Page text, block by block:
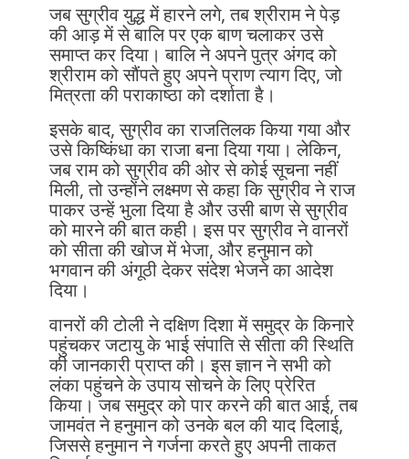
जब सुग्रीव युद्ध में हारने लगे, तब श्रीराम ने पेड़
की आड़ में से बालि पर एक बाण चलाकर उसे
समाप्त कर दिया। बालि ने अपने पुत्र अंगद को
श्रीराम को सौंपते हुए अपने प्राण त्याग दिए, जो
मित्रता की पराकाष्ठा को दर्शाता है।
इसके बाद, सुग्रीव का राजतिलक किया गया और
उसे किष्किंधा का राजा बना दिया गया। लेकिन,
जब राम को सुग्रीव की ओर से कोई सूचना नहीं
मिली, तो उन्होंने लक्ष्मण से कहा कि सुग्रीव ने राज
पाकर उन्हें भुला दिया है और उसी बाण से सुग्रीव
को मारने की बात कही। इस पर सुग्रीव ने वानरों
को सीता की खोज में भेजा, और हनुमान को
भगवान की अंगूठी देकर संदेश भेजने का आदेश
दिया।
वानरों की टोली ने दक्षिण दिशा में समुद्र के किनारे
पहुंचकर जटायु के भाई संपाति से सीता की स्थिति
की जानकारी प्राप्त की। इस ज्ञान ने सभी को
लंका पहुंचने के उपाय सोचने के लिए प्रेरित
किया। जब समुद्र को पार करने की बात आई, तब
जामवंत ने हनुमान को उनके बल की याद दिलाई,
जिससे हनुमान ने गर्जना करते हुए अपनी ताकत